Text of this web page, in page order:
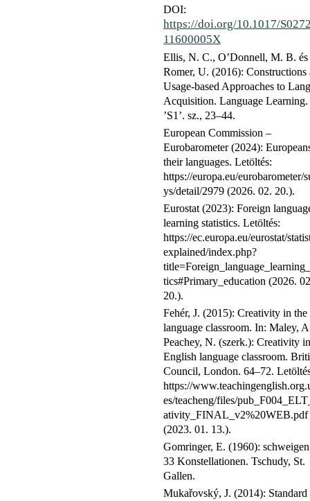
DOI:
https://doi.org/10.1017/
11600005X
Ellis, N. C., O’Donnell, M. B. és
Romer, U. (2016): Constructions
Usage-based Approaches to
Acquisition. Language Learning.
’S1’. sz., 23–44.
European Commission –
Eurobarometer (2024):
their languages. Letöltés:
https://europa.eu/eurobarometer/
ys/detail/2979 (2026. 02. 20.).
Eurostat (2023): Foreign
learning statistics. Letöltés:
https://ec.europa.eu/eurostat/
explained/index.php?
tics#Primary_education (2026.
20.).
Fehér, J. (2015): Creativity in the
language classroom. In: Maley,
Peachey, N. (szerk.): Creativity
English language classroom.
Council, London. 64–72.
https://
es/teacheng/files/
ativity_FINAL_v2%20WEB.pdf
(2023. 01. 13.).
Gomringer, E. (1960):
33 Konstellationen. Tschudy, St.
Gallen.
Mukařovský, J. (2014): Standard